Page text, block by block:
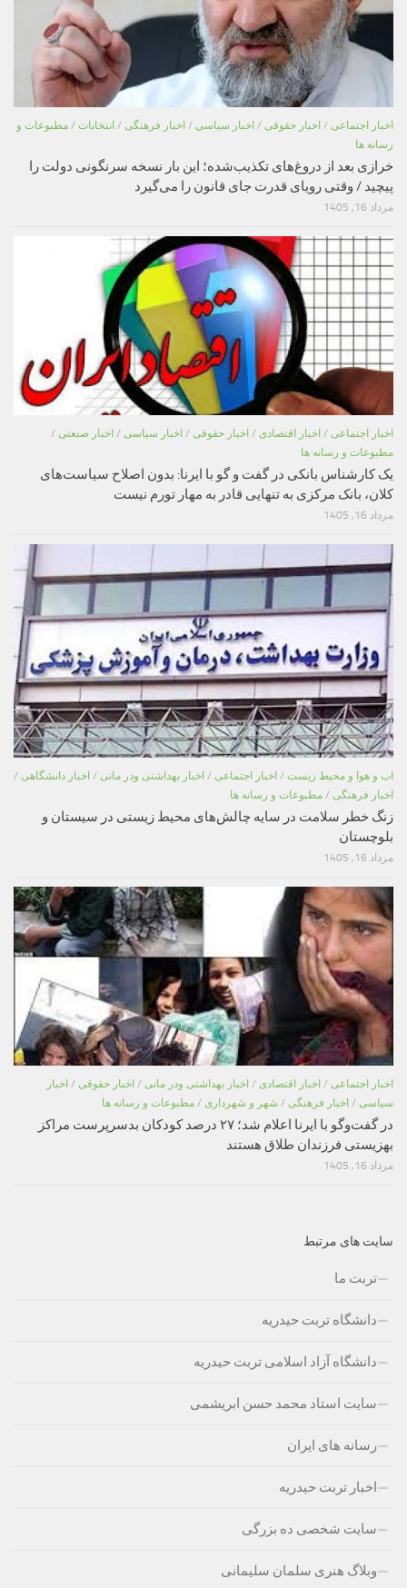
اخبار اجتماعی / اخبار حقوقی / اخبار سیاسی / اخبار فرهنگی / انتخابات / مطبوعات و
رسانه ها
خرازی بعد از دروغ‌های تکذیب‌شده؛ این بار نسخه سرنگونی دولت را
پیچید / وقتی رویای قدرت جای قانون را می‌گیرد
مرداد 16, 1405
اخبار اجتماعی / اخبار اقتصادی / اخبار حقوقی / اخبار سیاسی / اخبار صنعتی /
مطبوعات و رسانه ها
یک کارشناس بانکی در گفت و گو با ایرنا: بدون اصلاح سیاست‌های
کلان، بانک مرکزی به تنهایی قادر به مهار تورم نیست
مرداد 16, 1405
اب و هوا و محیط زیست / اخبار اجتماعی / اخبار بهداشتی ودر مانی / اخبار دانشگاهی /
اخبار فرهنگی / مطبوعات و رسانه ها
زنگ خطر سلامت در سایه چالش‌های محیط زیستی در سیستان و
بلوچستان
مرداد 16, 1405
اخبار اجتماعی / اخبار اقتصادی / اخبار بهداشتی ودر مانی / اخبار حقوقی / اخبار
سیاسی / اخبار فرهنگی / شهر و شهرداری / مطبوعات و رسانه ها
در گفت‌وگو با ایرنا اعلام شد؛ ۲۷ درصد کودکان بدسرپرست مراکز
بهزیستی فرزندان طلاق هستند
مرداد 16, 1405
سایت های مرتبط
تربت ما
دانشگاه تربت حیدریه
دانشگاه آزاد اسلامی تربت حیدریه
سایت استاد محمد حسن ابریشمی
رسانه های ایران
اخبار تربت حیدریه
سایت شخصی ده بزرگی
وبلاگ هنری سلمان سلیمانی